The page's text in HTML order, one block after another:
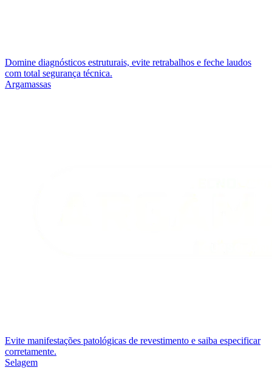
Domine diagnósticos estruturais, evite retrabalhos e feche laudos
com total segurança técnica.
Argamassas
Evite manifestações patológicas de revestimento e saiba especificar
corretamente.
Selagem